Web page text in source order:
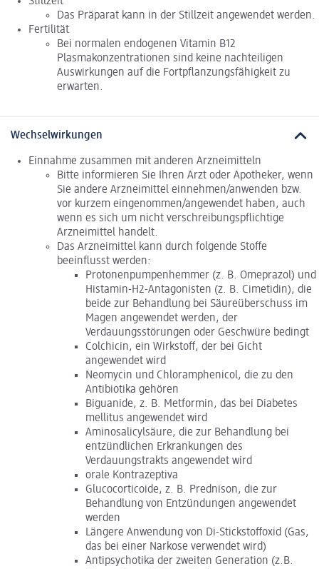
Das Präparat kann in der Stillzeit angewendet werden.
Fertilität
Bei normalen endogenen Vitamin B12
Plasmakonzentrationen sind keine nachteiligen
Auswirkungen auf die Fortpflanzungsfähigkeit zu
erwarten.
Wechselwirkungen
Einnahme zusammen mit anderen Arzneimitteln
Bitte informieren Sie Ihren Arzt oder Apotheker, wenn
Sie andere Arzneimittel einnehmen/anwenden bzw.
vor kurzem eingenommen/angewendet haben, auch
wenn es sich um nicht verschreibungspflichtige
Arzneimittel handelt.
Das Arzneimittel kann durch folgende Stoffe
beeinflusst werden:
Protonenpumpenhemmer (z. B. Omeprazol) und
Histamin-H2-Antagonisten (z. B. Cimetidin), die
beide zur Behandlung bei Säureüberschuss im
Magen angewendet werden, der
Verdauungsstörungen oder Geschwüre bedingt
Colchicin, ein Wirkstoff, der bei Gicht
angewendet wird
Neomycin und Chloramphenicol, die zu den
Antibiotika gehören
Biguanide, z. B. Metformin, das bei Diabetes
mellitus angewendet wird
Aminosalicylsäure, die zur Behandlung bei
entzündlichen Erkrankungen des
Verdauungstrakts angewendet wird
orale Kontrazeptiva
Glucocorticoide, z. B. Prednison, die zur
Behandlung von Entzündungen angewendet
werden
Längere Anwendung von Di-Stickstoffoxid (Gas,
das bei einer Narkose verwendet wird)
Antipsychotika der zweiten Generation (z.B.